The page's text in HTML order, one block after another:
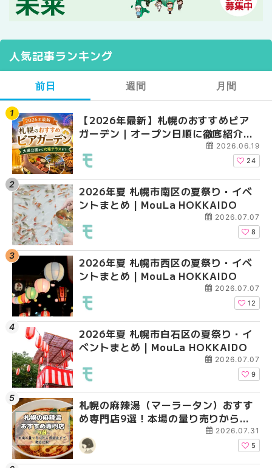
人気記事ランキング
前日
【2026年最新】札幌のおすすめビア
ガーデン｜オープン日順に徹底紹介！
大通公園から穴場テラスまで | MouLa
HOKKAIDO
2026.06.19
24
2026年夏 札幌市南区の夏祭り・イベ
ントまとめ | MouLa HOKKAIDO
2026.07.07
8
2026年夏 札幌市西区の夏祭り・イベ
ントまとめ | MouLa HOKKAIDO
2026.07.07
12
2026年夏 札幌市白石区の夏祭り・イ
ベントまとめ | MouLa HOKKAIDO
2026.07.07
9
札幌の麻辣湯（マーラータン）おすす
め専門店9選！本場の量り売りから最
新店まで徹底比較 | MouLa
HOKKAIDO
2026.07.31
5
週間
【2026年最新】札幌
ガーデン｜オープン日
大通公園から穴場テ
2026年夏 札幌市西区
ントまとめ | MouLa
2026年夏 札幌市北区
ントまとめ | MouLa
2026年夏 札幌市白石
ベントまとめ |
2026年夏 札幌市手稲
ベントまとめ |
月間
【2026年最新】札幌
ガーデン｜オープン日
大通公園から穴場テ
2026年夏 札幌市北区
ントまとめ | MouLa
2026年夏 札幌市西区
ントまとめ | MouLa
2026年夏 札幌市白石
ベントまとめ |
2026年夏 札幌市手稲
ベントまとめ |